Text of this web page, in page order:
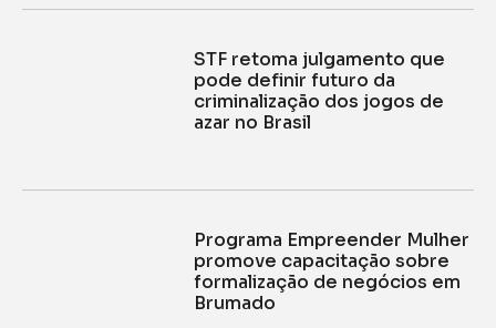
STF retoma julgamento que
pode definir futuro da
criminalização dos jogos de
azar no Brasil
Programa Empreender Mulher
promove capacitação sobre
formalização de negócios em
Brumado